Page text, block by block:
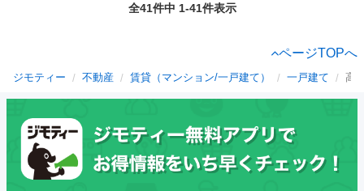
全41件中 1-41件表示
ページTOPへ
ジモティー 不動産 賃貸（マンション/一戸建て） 一戸建て 高